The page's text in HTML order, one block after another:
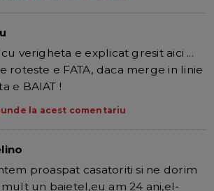
verigheta e explicat gresit aici ...
roteste e FATA, daca merge in linie
e BAIAT !
la acest comentariu
proaspat casatoriti si ne dorim
un baietel,eu am 24 ani,el-